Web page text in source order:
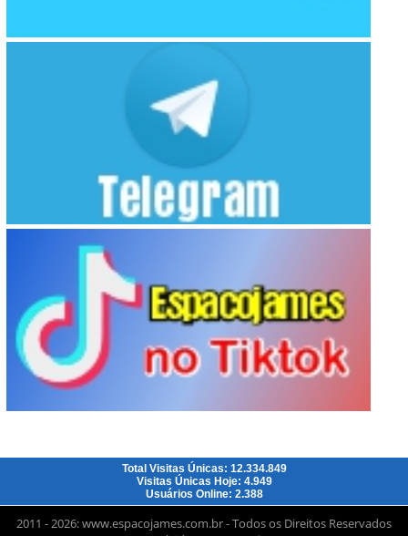
Total Visitas Únicas: 12.334.849
Visitas Únicas Hoje: 4.949
Usuários Online: 2.388
2011 - 2026: www.espacojames.com.br - Todos os Direitos Reservados